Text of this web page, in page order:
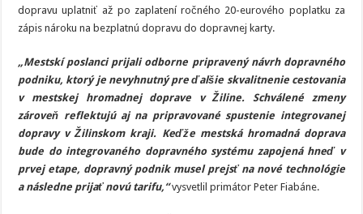
dopravu uplatniť až po zaplatení ročného 20-eurového poplatku za
zápis nároku na bezplatnú dopravu do dopravnej karty.
„Mestskí poslanci prijali odborne pripravený návrh dopravného
podniku, ktorý je nevyhnutný pre ďalšie skvalitnenie cestovania
v mestskej hromadnej doprave v Žiline. Schválené zmeny
zároveň reflektujú aj na pripravované spustenie integrovanej
dopravy v Žilinskom kraji. Keďže mestská hromadná doprava
bude do integrovaného dopravného systému zapojená hneď v
prvej etape, dopravný podnik musel prejsť na nové technológie
a následne prijať novú tarifu,“vysvetlil primátor Peter Fiabáne.